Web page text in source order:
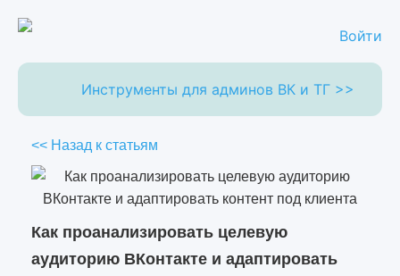
Войти
Инструменты для админов ВК и ТГ >>
<< Назад к статьям
Как проанализировать целевую
аудиторию ВКонтакте и адаптировать